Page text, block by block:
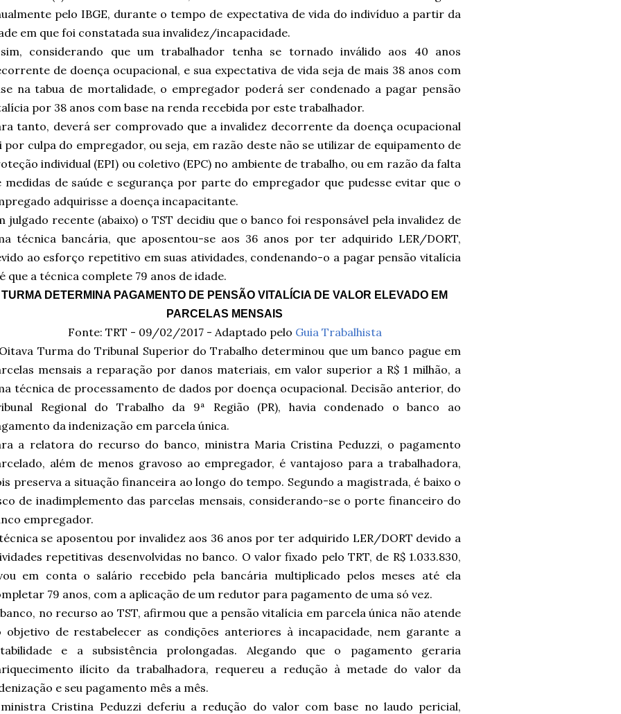
pelo IBGE, durante o tempo de expectativa de vida do indivíduo a partir da
em que foi constatada sua invalidez/incapacidade.
considerando que um trabalhador tenha se tornado inválido aos 40 anos
de doença ocupacional, e sua expectativa de vida seja de mais 38 anos com
na tabua de mortalidade, o empregador poderá ser condenado a pagar pensão
por 38 anos com base na renda recebida por este trabalhador.
tanto, deverá ser comprovado que a invalidez decorrente da doença ocupacional
por culpa do empregador, ou seja, em razão deste não se utilizar de equipamento de
individual (EPI) ou coletivo (EPC) no ambiente de trabalho, ou em razão da falta
medidas de saúde e segurança por parte do empregador que pudesse evitar que o
adquirisse a doença incapacitante.
julgado recente (abaixo) o TST decidiu que o banco foi responsável pela invalidez de
técnica bancária, que aposentou-se aos 36 anos por ter adquirido LER/DORT,
ao esforço repetitivo em suas atividades, condenando-o a pagar pensão vitalícia
que a técnica complete 79 anos de idade.
TURMA DETERMINA PAGAMENTO DE PENSÃO VITALÍCIA DE VALOR ELEVADO EM
PARCELAS MENSAIS
Fonte: TRT - 09/02/2017 - Adaptado pelo Guia Trabalhista
Turma do Tribunal Superior do Trabalho determinou que um banco pague em
mensais a reparação por danos materiais, em valor superior a R$ 1 milhão, a
técnica de processamento de dados por doença ocupacional. Decisão anterior, do
Regional do Trabalho da 9ª Região (PR), havia condenado o banco ao
da indenização em parcela única.
a relatora do recurso do banco, ministra Maria Cristina Peduzzi, o pagamento
além de menos gravoso ao empregador, é vantajoso para a trabalhadora,
preserva a situação financeira ao longo do tempo. Segundo a magistrada, é baixo o
de inadimplemento das parcelas mensais, considerando-se o porte financeiro do
empregador.
se aposentou por invalidez aos 36 anos por ter adquirido LER/DORT devido a
repetitivas desenvolvidas no banco. O valor fixado pelo TRT, de R$ 1.033.830,
em conta o salário recebido pela bancária multiplicado pelos meses até ela
79 anos, com a aplicação de um redutor para pagamento de uma só vez.
no recurso ao TST, afirmou que a pensão vitalícia em parcela única não atende
objetivo de restabelecer as condições anteriores à incapacidade, nem garante a
e a subsistência prolongadas. Alegando que o pagamento geraria
ilícito da trabalhadora, requereu a redução à metade do valor da
e seu pagamento mês a mês.
Cristina Peduzzi deferiu a redução do valor com base no laudo pericial,